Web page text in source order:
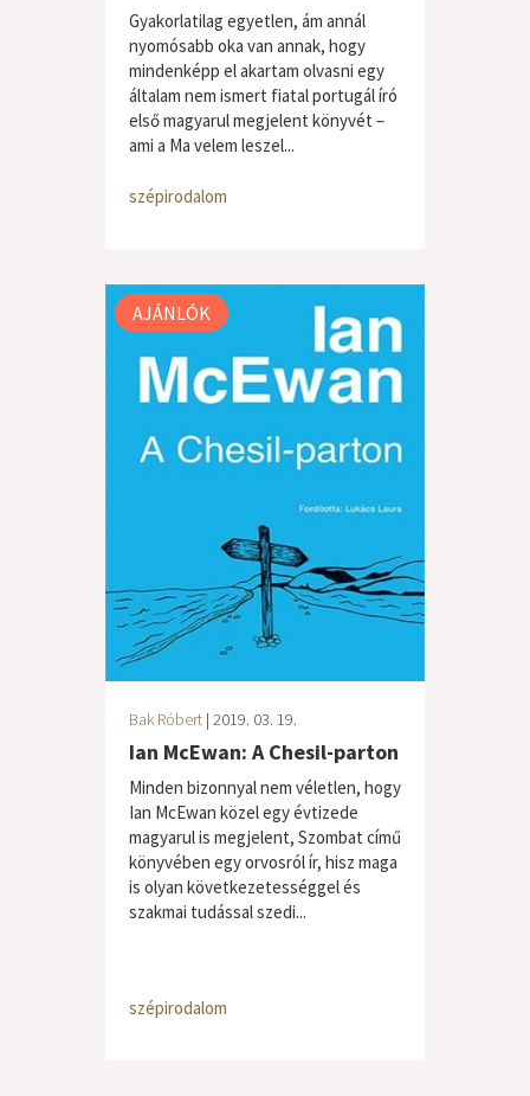
Gyakorlatilag egyetlen, ám annál
nyomósabb oka van annak, hogy
mindenképp el akartam olvasni egy
általam nem ismert fiatal portugál író
első magyarul megjelent könyvét –
ami a Ma velem leszel...
szépirodalom
AJÁNLÓK
Bak Róbert | 2019. 03. 19.
Ian McEwan: A Chesil-parton
Minden bizonnyal nem véletlen, hogy
Ian McEwan közel egy évtizede
magyarul is megjelent, Szombat című
könyvében egy orvosról ír, hisz maga
is olyan következetességgel és
szakmai tudással szedi...
szépirodalom